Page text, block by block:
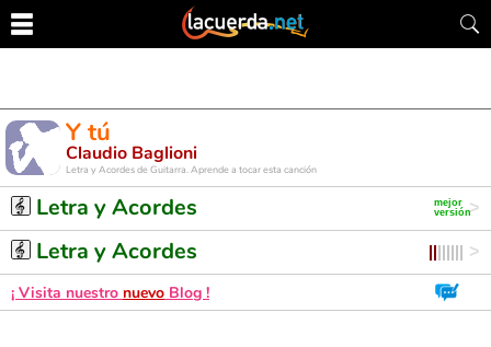
Y tú
Claudio Baglioni
Letra y Acordes de Guitarra. Aprende a tocar esta canción
Letra y Acordes
Letra y Acordes
¡ Visita nuestro nuevo Blog !